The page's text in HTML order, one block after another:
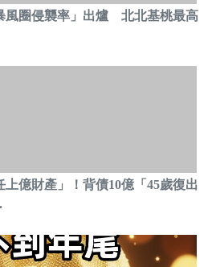
風圈侵襲率」出爐 北北基桃最高
億財產」！背債10億「45歲復出